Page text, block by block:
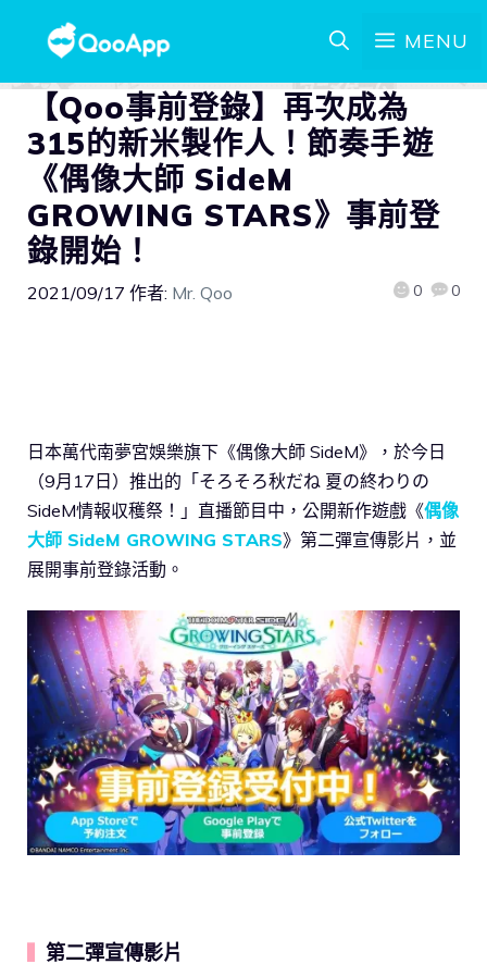
MENU
【Qoo事前登錄】再次成為
315的新米製作人！節奏手遊
《偶像大師 SideM
GROWING STARS》事前登
錄開始！
2021/09/17 作者: Mr. Qoo 0 0
日本萬代南夢宮娛樂旗下《偶像大師 SideM》，於今日
（9月17日）推出的「そろそろ秋だね 夏の終わりの
SideM情報収穫祭！」直播節目中，公開新作遊戲《偶像
大師 SideM GROWING STARS》第二彈宣傳影片，並
展開事前登錄活動。
第二彈宣傳影片